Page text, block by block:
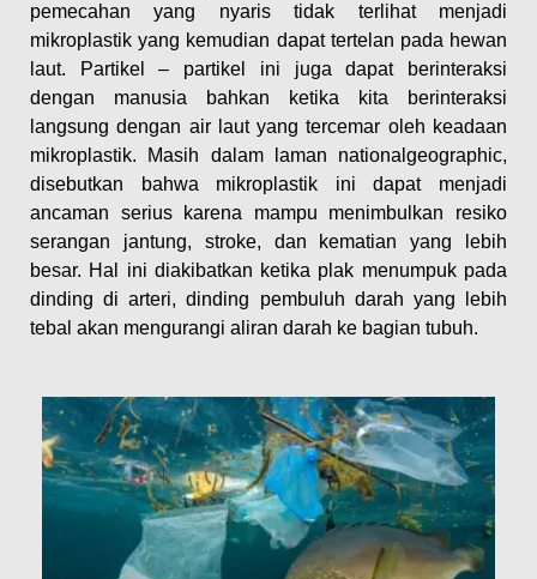
pemecahan yang nyaris tidak terlihat menjadi
mikroplastik yang kemudian dapat tertelan pada hewan
laut. Partikel – partikel ini juga dapat berinteraksi
dengan manusia bahkan ketika kita berinteraksi
langsung dengan air laut yang tercemar oleh keadaan
mikroplastik. Masih dalam laman nationalgeographic,
disebutkan bahwa mikroplastik ini dapat menjadi
ancaman serius karena mampu menimbulkan resiko
serangan jantung, stroke, dan kematian yang lebih
besar. Hal ini diakibatkan ketika plak menumpuk pada
dinding di arteri, dinding pembuluh darah yang lebih
tebal akan mengurangi aliran darah ke bagian tubuh.